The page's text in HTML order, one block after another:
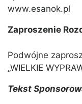
www.esanok.pl
Zaproszenie
Podwójne
„WIELKIE
Tekst